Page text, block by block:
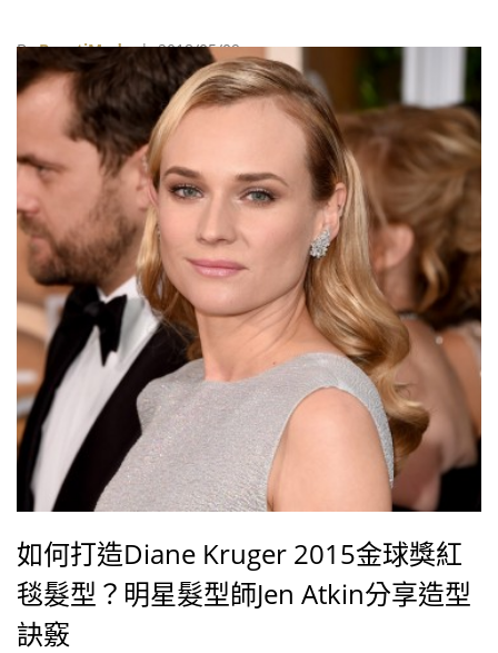
帽、身著氣勢禮服，看看女星們還能以哪些方式詮釋本
屆主題！
ByBeautiMode| 2018/05/09
如何打造Diane Kruger 2015金球獎紅
毯髮型？明星髮型師Jen Atkin分享造型
訣竅